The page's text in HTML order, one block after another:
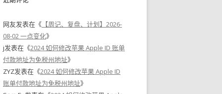
网友发表在《 【周记、复盘、计划】2026-
08-02 一点变化》
j发表在《2024 如何修改苹果 Apple ID 账单
付款地址为免税州地址》
ZYZ发表在《2024 如何修改苹果 Apple ID
账单付款地址为免税州地址》